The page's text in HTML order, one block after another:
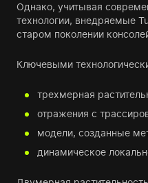
Однако, учитывая
технологии, внедряемые
старом поколении
Ключевыми
трехмерная
отражения с
модели, созданные
динамическое